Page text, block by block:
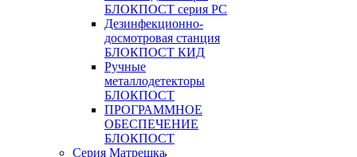
БЛОКПОСТ серия РС
Дезинфекционно-
досмотровая станция
БЛОКПОСТ КИД
Ручные
металлодетекторы
БЛОКПОСТ
ПРОГРАММНОЕ
ОБЕСПЕЧЕНИЕ
БЛОКПОСТ
Серия Матрешка